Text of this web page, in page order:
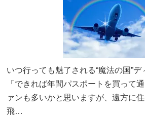
いつ行っても魅了される“魔法の国”デ
「できれば年間パスポートを買って
ァンも多いかと思いますが、遠方に
飛…